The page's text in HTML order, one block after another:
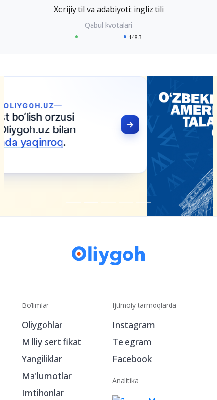
Xorijiy til va adabiyoti: ingliz tili
- 148.3
Bo‘limlar
Oliygohlar
Milliy sertifikat
Yangiliklar
Ma'lumotlar
Imtihonlar
Ijtimoiy tarmoqlarda
Instagram
Telegram
Facebook
Analitika